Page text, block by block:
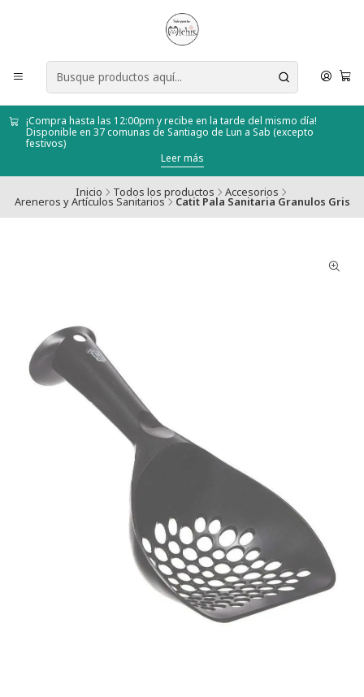
¡Compra hasta las 12:00pm y recibe en la tarde del mismo día!
Disponible en 37 comunas de Santiago de Lun a Sab (excepto
festivos)
Leer más
Inicio Todos los productos Accesorios
Areneros y Artículos Sanitarios Catit Pala Sanitaria Granulos Gris